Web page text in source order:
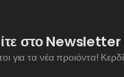
στο Newsletter
για τα νέα προιόντα!